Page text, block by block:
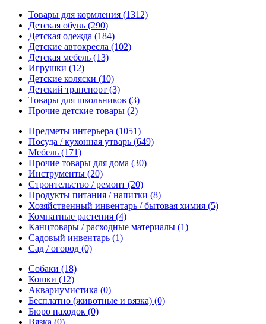
Товары для кормления (1312)
Детская обувь (290)
Детская одежда (184)
Детские автокресла (102)
Детская мебель (13)
Игрушки (12)
Детские коляски (10)
Детский транспорт (3)
Товары для школьников (3)
Прочие детские товары (2)
Предметы интерьера (1051)
Посуда / кухонная утварь (649)
Мебель (171)
Прочие товары для дома (30)
Инструменты (20)
Строительство / ремонт (20)
Продукты питания / напитки (8)
Хозяйственный инвентарь / бытовая химия (5)
Комнатные растения (4)
Канцтовары / расходные материалы (1)
Садовый инвентарь (1)
Сад / огород (0)
Собаки (18)
Кошки (12)
Аквариумистика (0)
Бесплатно (животные и вязка) (0)
Бюро находок (0)
Вязка (0)